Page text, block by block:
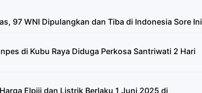
97 WNI Dipulangkan dan Tiba di Indonesia Sore Ini
di Kubu Raya Diduga Perkosa Santriwati 2 Hari
Elpiji dan Listrik Berlaku 1 Juni 2025 di